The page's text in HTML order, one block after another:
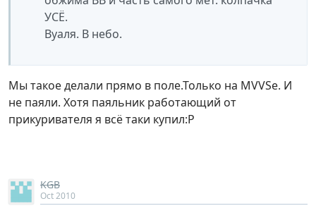
УСЁ.
Вуаля. В небо.
Мы такое делали прямо в поле.Только на MVVSе. И
не паяли. Хотя паяльник работающий от
прикуривателя я всё таки купил:P
KGB
Oct 2010